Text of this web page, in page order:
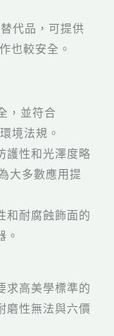
代品，可提供
也較安全。
，並符合
境法規。
護性和光澤度略
大多數應用提
和耐腐蝕飾面的
。
求高美學標準的
磨性無法與六價